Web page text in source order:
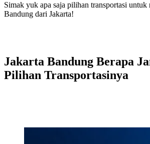
Simak yuk apa saja pilihan transportasi untuk
Bandung dari Jakarta!
Jakarta Bandung Berapa
Pilihan Transportasinya